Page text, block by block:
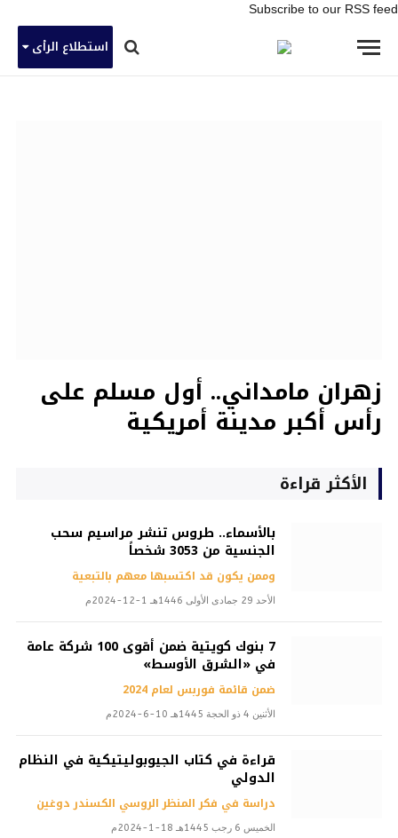
Subscribe to our RSS feed
استطلاع الرأى
زهران مامداني.. أول مسلم على
رأس أكبر مدينة أمريكية
الأكثر قراءة
بالأسماء.. طروس تنشر مراسيم سحب
الجنسية من 3053 شخصاً
وممن يكون قد اكتسبها معهم بالتبعية
الأحد 29 جمادى الأولى 1446هـ 1-12-2024م
7 بنوك كويتية ضمن أقوى 100 شركة عامة
في «الشرق الأوسط»
ضمن قائمة فوربس لعام 2024
الأثنين 4 ذو الحجة 1445هـ 10-6-2024م
قراءة في كتاب الجيوبوليتيكية في النظام
الدولي
دراسة في فكر المنظر الروسي الكسندر دوغين
الخميس 6 رجب 1445هـ 18-1-2024م